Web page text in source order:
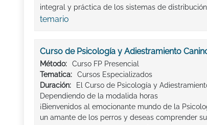
integral y práctica de los sistemas de
temario
Curso de Psicología y Adiestramiento
Método:
Curso FP Presencial
Tematica:
Cursos Especializados
Duración:
El Curso de Psicología y
Dependiendo de la modalida horas
¡Bienvenidos al emocionante mundo de la
un amante de los perros y deseas comprender